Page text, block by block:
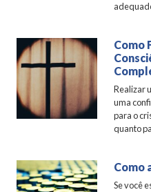
Como
Realizar
uma
para o
quanto
Como
Se você